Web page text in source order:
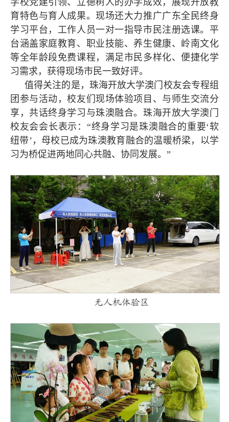
学校党建引领、立德树人的办学成效，展现开放教
育特色与育人成果。现场还大力推广广东全民终身
学习平台，工作人员一对一指导市民注册选课。平
台涵盖家庭教育、职业技能、养生健康、岭南文化
等全年龄段免费课程，满足市民多样化、便捷化学
习需求，获得现场市民一致好评。
值得关注的是，珠海开放大学澳门校友会专程组
团参与活动，校友们现场体验项目、与师生交流分
享，共话终身学习与珠澳融合。珠海开放大学澳门
校友会会长表示：“终身学习是珠澳融合的重要‘软
纽带’，母校已成为珠澳教育融合的温暖桥梁，以学
习为桥促进两地同心共融、协同发展。”
无人机体验区